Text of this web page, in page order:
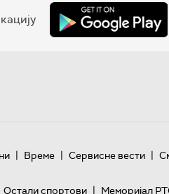
| Време | Сервисне вести |
Остали спортови | Меморијал